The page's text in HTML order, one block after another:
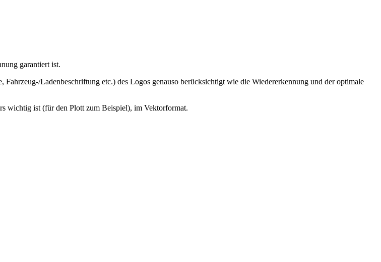
garantiert ist.
Ladenbeschriftung etc.) des Logos genauso berücksichtigt wie die Wiedererkennung und der optimale
wichtig ist (für den Plott zum Beispiel), im Vektorformat.